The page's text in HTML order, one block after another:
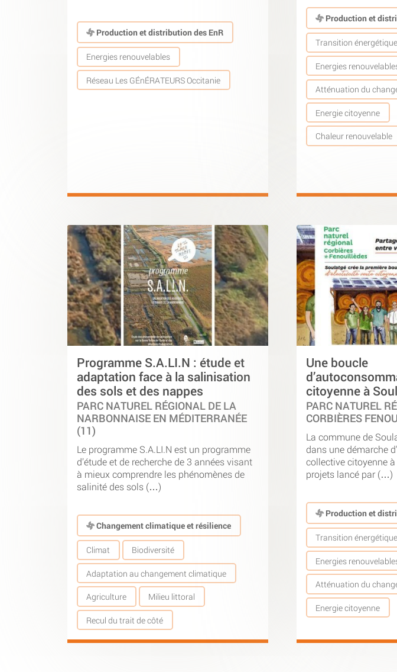
Production et distribution des EnR
Energies renouvelables
Réseau Les GÉnÉRATEURS Occitanie
Production et
Transition énergétique
Energies
Atténuation du
Energie citoyenne
Chaleur renouvelable
Programme S.A.LI.N : étude et
adaptation face à la salinisation
des sols et des nappes
PARC NATUREL RÉGIONAL DE LA
NARBONNAISE EN MÉDITERRANÉE
(11)
Le programme S.A.LI.N est un programme
d’étude et de recherche de 3 années visant
à mieux comprendre les phénomènes de
salinité des sols (…)
Changement climatique et résilience
Climat Biodiversité
Adaptation au changement climatique
Agriculture Milieu littoral
Recul du trait de côté
Une boucle
citoyenne à
PARC NATUREL
CORBIÈRES
La commune de
dans une démarche
collective citoyenne
projets lancé par (…)
Production et
Transition énergétique
Energies
Atténuation du
Energie citoyenne